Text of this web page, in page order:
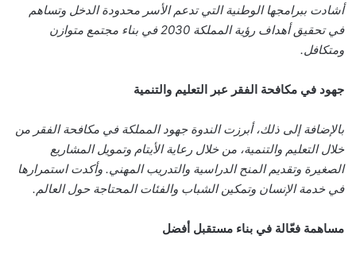
أشادت ببرامجها الوطنية التي تدعم الأسر محدودة الدخل وتساهم
في تحقيق أهداف رؤية المملكة 2030 في بناء مجتمع متوازن
ومتكافل.
جهود في مكافحة الفقر عبر التعليم والتنمية
بالإضافة إلى ذلك، أبرزت الندوة جهود المملكة في مكافحة الفقر من
خلال التعليم والتنمية، من خلال رعاية الأيتام وتمويل المشاريع
الصغيرة وتقديم المنح الدراسية والتدريب المهني. وأكدت استمرارها
في خدمة الإنسان وتمكين الشباب والفئات المحتاجة حول العالم.
مساهمة فعّالة في بناء مستقبل أفضل